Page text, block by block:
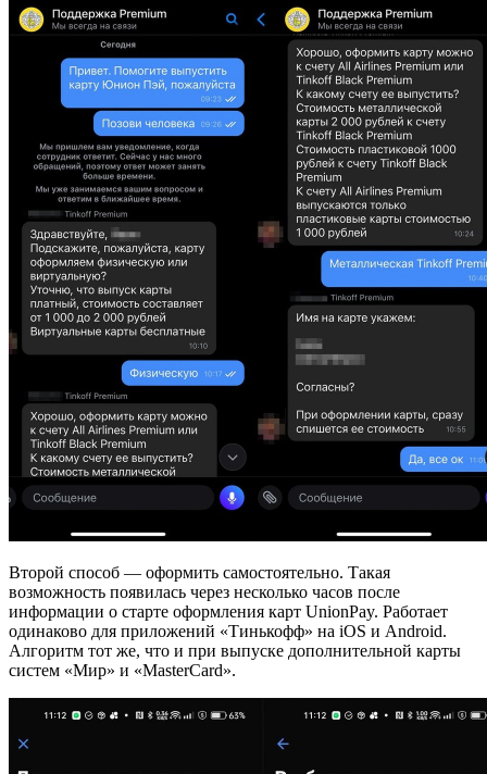
Второй способ — оформить самостоятельно. Такая
возможность появилась через несколько часов после
информации о старте оформления карт UnionPay. Работает
одинаково для приложений «Тинькофф» на iOS и Android.
Алгоритм тот же, что и при выпуске дополнительной карты
систем «Мир» и «MasterCard».